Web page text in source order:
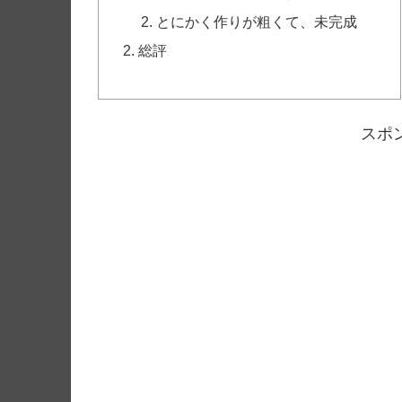
とにかく作りが粗くて、未完成
総評
スポ